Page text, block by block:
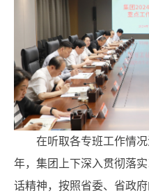
在听取各专班工作情
年，集团上下深入贯彻落
话精神，按照省委、省政